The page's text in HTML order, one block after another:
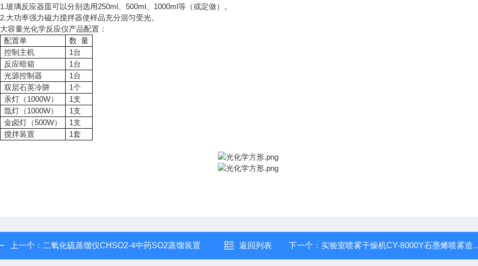
1.玻璃反应器皿可以分别选用250ml、500ml、1000ml等（或定做）。
2.大功率强力磁力搅拌器使样品充分混匀受光。
大容量光化学反应仪产品配置：
配置单
数 量
控制主机
1台
反应暗箱
1台
光源控制器
1台
双层石英冷阱
1个
汞灯（1000W）
1支
氙灯（1000W）
1支
金卤灯（500W）
1支
搅拌装置
1套
上一个： 二氧化硫蒸馏仪CHSO2-4中药SO2蒸馏装置 返回列表 下一个： 实验室喷雾干燥机CY-8000Y石墨烯喷雾造粒机